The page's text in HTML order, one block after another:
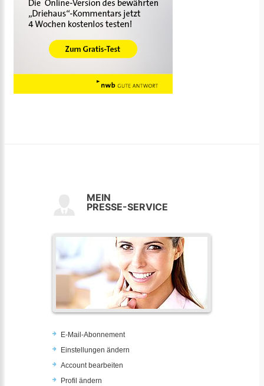
MEIN
PRESSE-SERVICE
E-Mail-Abonnement
Einstellungen ändern
Account bearbeiten
Profil ändern